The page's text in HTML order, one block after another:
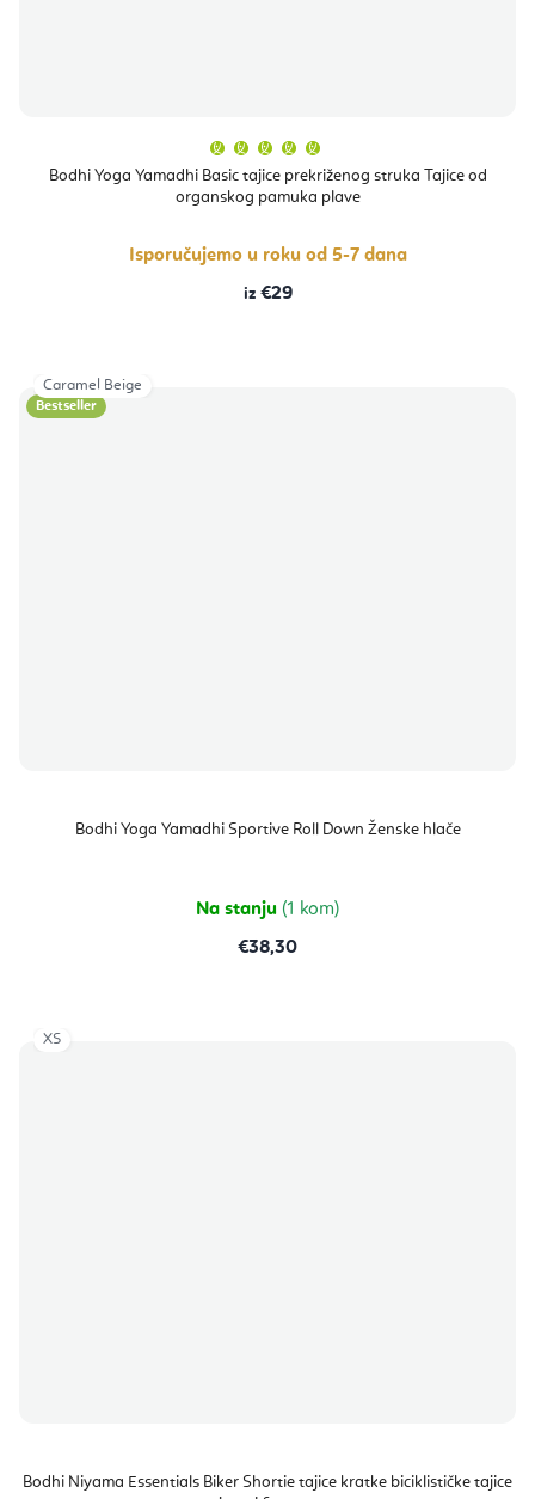
Bodhi Yoga Yamadhi Basic tajice prekriženog struka Tajice od
organskog pamuka plave
proizvoda
je
5,0
zvjezdica.
Isporučujemo u roku od 5-7 dana
€29
Bestseller
Bodhi Yoga Yamadhi Sportive Roll Down Ženske hlače
Na stanju (1 kom)
€38,30
Caramel Beige
Bodhi Niyama Essentials Biker Shortie tajice kratke biciklističke tajice
XS